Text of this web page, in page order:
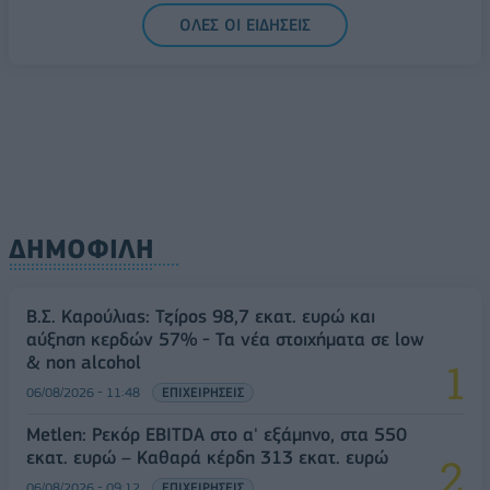
ΟΛΕΣ ΟΙ ΕΙΔΗΣΕΙΣ
ΔΗΜΟΦΙΛΗ
Β.Σ. Καρούλιας: Τζίρος 98,7 εκατ. ευρώ και
αύξηση κερδών 57% - Τα νέα στοιχήματα σε low
& non alcohol
06/08/2026 - 11:48 ΕΠΙΧΕΙΡΗΣΕΙΣ
Metlen: Ρεκόρ EBITDA στο α' εξάμηνο, στα 550
εκατ. ευρώ – Καθαρά κέρδη 313 εκατ. ευρώ